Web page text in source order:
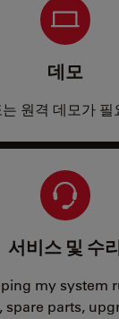
데모
원격 데모가 필
서비스 및 수리
my system
spare parts,